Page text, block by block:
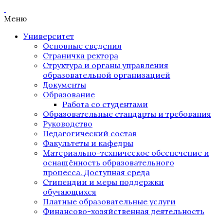
Меню
Университет
Основные сведения
Страничка ректора
Структура и органы управления
образовательной организацией
Документы
Образование
Работа со студентами
Образовательные стандарты и требования
Руководство
Педагогический состав
Факультеты и кафедры
Материально-техническое обеспечение и
оснащённость образовательного
процесса. Доступная среда
Стипендии и меры поддержки
обучающихся
Платные образовательные услуги
Финансово-хозяйственная деятельность